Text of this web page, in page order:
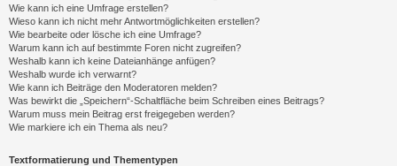
Wie kann ich eine Umfrage erstellen?
Wieso kann ich nicht mehr Antwortmöglichkeiten erstellen?
Wie bearbeite oder lösche ich eine Umfrage?
Warum kann ich auf bestimmte Foren nicht zugreifen?
Weshalb kann ich keine Dateianhänge anfügen?
Weshalb wurde ich verwarnt?
Wie kann ich Beiträge den Moderatoren melden?
Was bewirkt die „Speichern“-Schaltfläche beim Schreiben eines Beitrags?
Warum muss mein Beitrag erst freigegeben werden?
Wie markiere ich ein Thema als neu?
Textformatierung und Thementypen